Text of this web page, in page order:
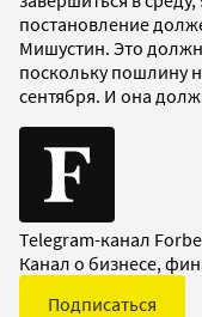
постановление
Мишустин. Это
поскольку пошлину
сентября. И она
Telegram-канал
Канал о бизнесе,
Подписаться